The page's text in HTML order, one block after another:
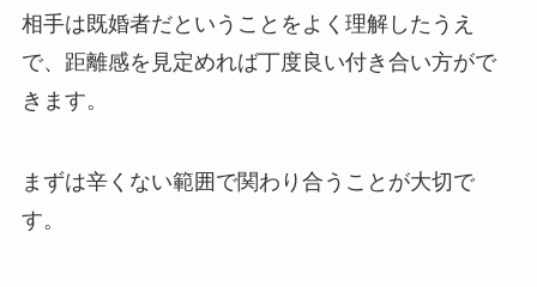
相手は既婚者だということをよく理解したうえ
で、距離感を見定めれば丁度良い付き合い方がで
きます。
まずは辛くない範囲で関わり合うことが大切で
す。